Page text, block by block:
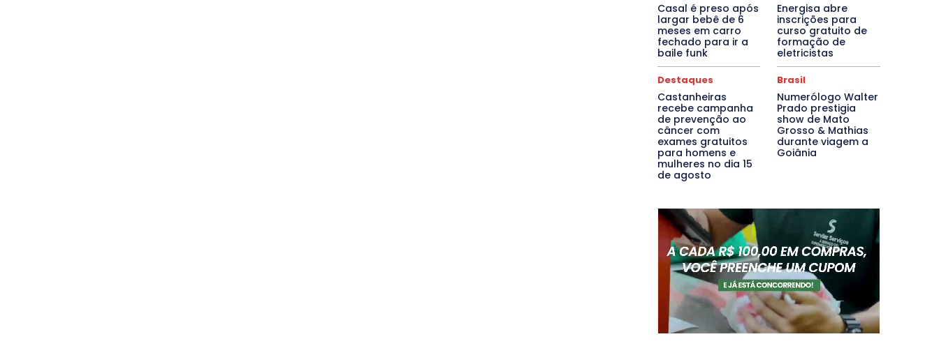
Casal é preso após
largar bebê de 6
meses em carro
fechado para ir a
baile funk
Energisa abre
inscrições para
curso gratuito de
formação de
eletricistas
Destaques
Castanheiras
recebe campanha
de prevenção ao
câncer com
exames gratuitos
para homens e
mulheres no dia 15
de agosto
Brasil
Numerólogo Walter
Prado prestigia
show de Mato
Grosso & Mathias
durante viagem a
Goiânia